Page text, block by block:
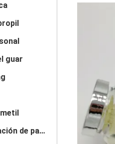
guar
Añadidos de la fabricación de papel